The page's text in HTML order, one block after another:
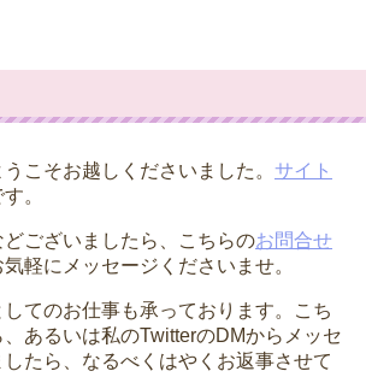
こそお越しくださいました。 サイト
。
ございましたら、こちらのお問合せ
軽にメッセージくださいませ。
てのお仕事も承っております。こち
あるいは私のTwitterのDMからメッセ
たら、なるべくはやくお返事させて